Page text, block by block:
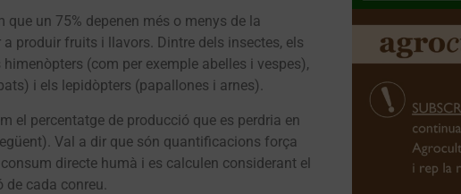
un 75% depenen més o menys de la
produir fruits i llavors. Dintre dels insectes, els
(com per exemple abelles i vespes),
i els lepidòpters (papallones i arnes).
el percentatge de producció que es perdria en
Val a dir que són quantificacions força
directe humà i es calculen considerant el
de cada conreu.